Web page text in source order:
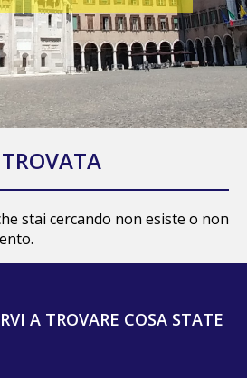
stai cercando non esiste o non
A TROVARE COSA STATE